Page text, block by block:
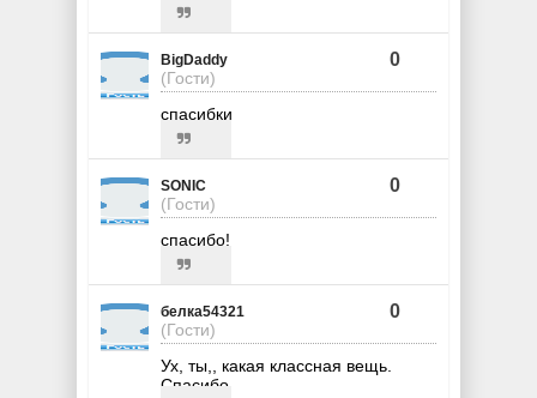
BigDaddy
(Гости)
0
спасибки
SONIC
(Гости)
0
спасибо!
белка54321
(Гости)
0
Ух, ты,, какая классная вещь.
Спасибо